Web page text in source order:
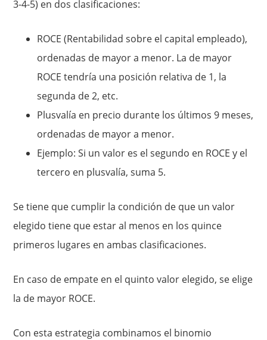
3-4-5) en dos clasificaciones:
ROCE (Rentabilidad sobre el capital empleado),
ordenadas de mayor a menor. La de mayor
ROCE tendría una posición relativa de 1, la
segunda de 2, etc.
Plusvalía en precio durante los últimos 9 meses,
ordenadas de mayor a menor.
Ejemplo: Si un valor es el segundo en ROCE y el
tercero en plusvalía, suma 5.
Se tiene que cumplir la condición de que un valor
elegido tiene que estar al menos en los quince
primeros lugares en ambas clasificaciones.
En caso de empate en el quinto valor elegido, se elige
la de mayor ROCE.
Con esta estrategia combinamos el binomio